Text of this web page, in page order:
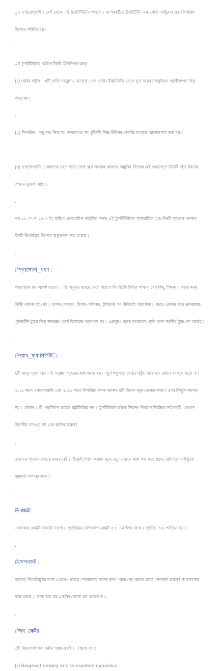
এন্ড ওশানোগ্রাফী। সেই থেকে এই ইন্সটিটিউটের পথচলা। যা পরবর্তীতে ইন্সটিটিউট অফ মেরিন সাইন্সেস এন্ড ফিশারিজ
হিসেবে পরিচিত হয়।
এই ইন্সটিটিউটের অধীনে তিনটি ডিসিপ্লিন আছে:
(১) মেরিন সাইন্স : এটি মেরিন সায়েন্স। অনেকে একে মেরিন ইঞ্জিনিয়ারিং ভেবে ভুল করেন।সামুদ্রিক প্রাণীসম্পদ নিয়ে
পড়ালেখা।
(২) ফিশারিজ : শুধু মাছ নিয়ে নয়, জলভাগের সব খুটিনাটি বিষয় বিভিন্ন কোর্সের মাধ্যমে আলোকপাত করা হয়।
(৩) ওশানোগ্রাফি : আমাদের দেশে হাতে গোনা অল্প সংখ্যক জায়গায় আধুনিক বিশ্বের এই গুরুত্বপূর্ণ বিষয়টি নিয়ে উচ্চতর
শিক্ষার সুযোগ আছে।
গত ২৫ শে মে ২০১৭ ইং তারিখে একাডেমিক কাউন্সিল সভায় এই ইন্সটিটিউটকে ফ্যাকাল্টিতে এবং তিনটি ব্রাঞ্চকে আলাদা
তিনটি ডিপার্টমেন্ট হিসেবে অনুমোদন দেয়া হয়েছে।
#পড়াশোনা_ধরণ :
পড়াশোনার মান যথেষ্ট ভালো। এই অনুষদে রয়েছে দেশে বিদেশে পিএইচডি ডিগ্রি সম্পন্ন বেশ কিছু শিক্ষক। পড়ার জন্য
নির্দিষ্ট কোনো বই নেই। ক্লাস লেকচার, বিশাল সেমিনার, ইন্টারনেট সব মিলিয়েই পড়াশোনা​। বছরে একবার করে কক্সবাজার-
সেন্টমার্টিন ট্যুরে নিয়ে সাবজেক্ট কোর্স রিলেটেড পড়াশোনা হয়। এছাড়াও বছরে কয়েকবার ছোট খাটো স্থানীয় ট্যুর তো আছেই।
#ল্যাব_ফ্যাসিলিটি:
দুটি মাত্র ল্যাব নিয়ে এই অনুষদে ল্যাবের কাজ গুলো হয়। পূর্বে শুধুমাত্র মেরিন সাইন্স ছিল বলে কোনো সমস্যা হতো না।
২০১১ সালে ওশানোগ্রাফি এবং ২০১২ সালে ফিশারিজ নামক আলাদা দুটি বিভাগ নতুন খোলার কারণে এখন কিছুটা সমস্যা
হয়। টোটাল ৫ টি শ্রেণীকক্ষ রয়েছে মাল্টিমিডিয়া সহ। ইন্সটিটিউটে রয়েছে নিজস্ব শীততাপ নিয়ন্ত্রিত লাইব্রেরী, যেখানে
বিভাগীয় অসংখ্য বই এবং জার্নাল রয়েছে!
তবে ভয় পাওয়ার কোনো কারন নেই। শীঘ্রই বিশাল জায়গা জুড়ে নতুন ভবনের কাজ শুরু হতে যাচ্ছে যেটা হবে সর্বাধুনিক
ব্যবস্থা সম্পন্ন ভবন।
#রেজাল্ট:
এখানকার রেজাল্ট বরাবরই ভালো। প্রতিবছর বেশিরভাগ রেজাল্ট ৩.৫ এর উপর থাকে। সর্বোচ্চ ৩.৯ পর্যন্তও হয়।
#সেশনজট :
অন্যন্য ডিপার্টমেন্টের মতো এখানেও রয়েছে সেশনজটের কালো ছায়া! প্রায় দেড় বছরের মতো সেশনজট রয়েছে! যা কমানোর
কাজ চলছে। আশা করা যায় একদিন কোনো জট থাকবে না।
#জব_সেক্টর :
৩টি বিভাগেরই জব সেক্টর প্রায় একই। এগুলো হল :
(১) Biogeochemistry and ecosystem dynamics